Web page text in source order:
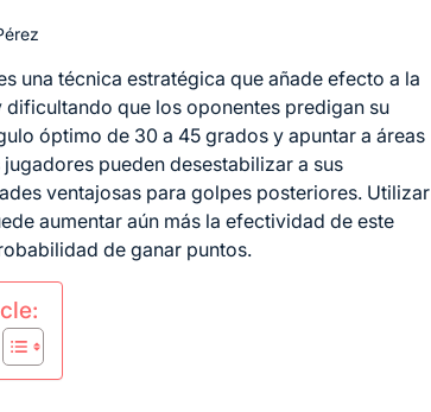
una técnica estratégica que añade efecto a la
que los oponentes predigan su
óptimo de 30 a 45 grados y apuntar a áreas
pueden desestabilizar a sus
ventajosas para golpes posteriores. Utilizar
aumentar aún más la efectividad de este
de ganar puntos.